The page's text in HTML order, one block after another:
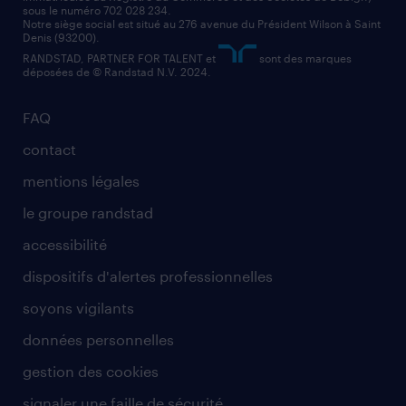
comptable
FAQ
contact
mentions légales
le groupe randstad
accessibilité
dispositifs d'alertes professionnelles
soyons vigilants
données personnelles
gestion des cookies
sous le numéro 702 028 234.
Notre siège social est situé au 276 avenue du Président Wilson à Saint
Denis (93200).
RANDSTAD, PARTNER FOR TALENT et
sont des marques
déposées de © Randstad N.V. 2024.